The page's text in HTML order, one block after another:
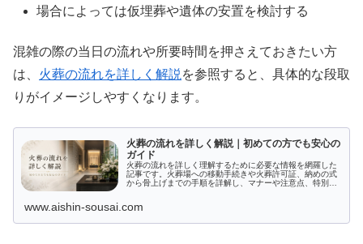
場合によっては仮埋葬や遺体の安置を検討する
混雑の際の当日の流れや所要時間を押さえておきたい方
は、 火葬の流れを詳しく解説を参照すると、具体的な段取
りがイメージしやすくなります。
火葬の流れを詳しく解説｜初めての方でも安心の
ガイド
火葬の流れを詳しく理解するために必要な情報を網羅した
記事です。火葬場への移動手続きや火葬許可証、納めの式
から骨上げまでの手順を詳解し、マナーや注意点、特別な
を整えましょう。
www.aishin-sousai.com